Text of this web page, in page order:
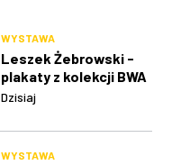
WYSTAWA
Leszek Żebrowski -
plakaty z kolekcji BWA
w Rzeszowie
Dzisiaj
WYSTAWA